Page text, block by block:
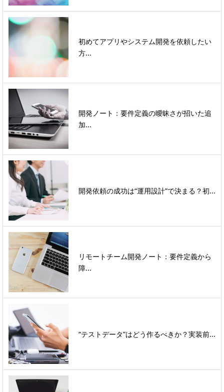
初めてアプリやシステム開発を依頼したい
方...
開発ノート：要件定義の曖昧さが招いた追
加...
開発依頼の成功は“運用設計”で決まる？初...
リモートチーム開発ノート：要件定義から
障...
“テストデータ”はどう作るべきか？実装前...